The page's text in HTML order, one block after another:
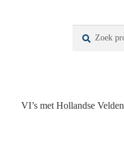
Zoeken
VI’s met Hollandse Velden